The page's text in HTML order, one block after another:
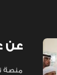
عن
منصة